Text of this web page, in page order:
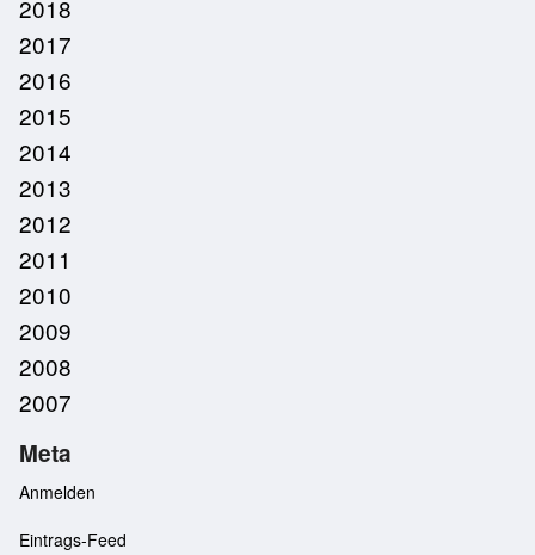
2018
2017
2016
2015
2014
2013
2012
2011
2010
2009
2008
2007
Meta
Anmelden
Eintrags-Feed